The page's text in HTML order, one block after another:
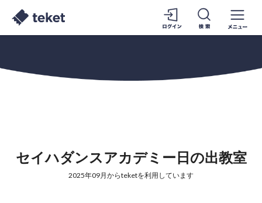
セイハダンスアカデミー日の出教室
2025年09月からteketを利用しています